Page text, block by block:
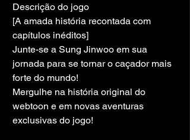
Descrição do jogo
[A amada história recontada com
capítulos inéditos]
Junte-se a Sung Jinwoo em sua
jornada para se tornar o caçador mais
forte do mundo!
Mergulhe na história original do
webtoon e em novas aventuras
exclusivas do jogo!